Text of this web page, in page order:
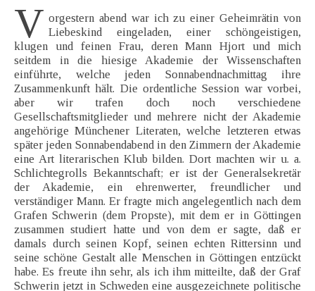
V orgestern abend war ich zu einer Geheimrätin von
Liebeskind eingeladen, einer schöngeistigen,
klugen und feinen Frau, deren Mann Hjort und mich
seitdem in die hiesige Akademie der Wissenschaften
einführte, welche jeden Sonnabendnachmittag ihre
Zusammenkunft hält. Die ordentliche Session war vorbei,
aber wir trafen doch noch verschiedene
Gesellschaftsmitglieder und mehrere nicht der Akademie
angehörige Münchener Literaten, welche letzteren etwas
später jeden Sonnabendabend in den Zimmern der Akademie
eine Art literarischen Klub bilden. Dort machten wir u. a.
Schlichtegrolls Bekanntschaft; er ist der Generalsekretär
der Akademie, ein ehrenwerter, freundlicher und
verständiger Mann. Er fragte mich angelegentlich nach dem
Grafen Schwerin (dem Propste), mit dem er in Göttingen
zusammen studiert hatte und von dem er sagte, daß er
damals durch seinen Kopf, seinen echten Rittersinn und
seine schöne Gestalt alle Menschen in Göttingen entzückt
habe. Es freute ihn sehr, als ich ihm mitteilte, daß der Graf
Schwerin jetzt in Schweden eine ausgezeichnete politische